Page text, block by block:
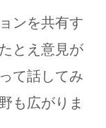
ンを共有す
とえ意見が
て話してみ
も広がりま